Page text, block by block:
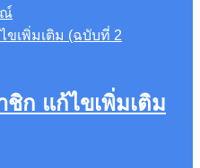
ณ์
ก แก้ไขเพิ่มเติม